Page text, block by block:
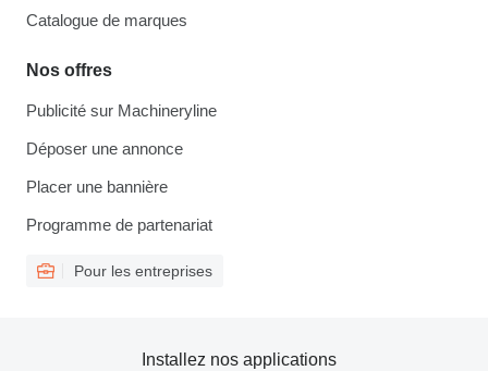
Catalogue de marques
Nos offres
Publicité sur Machineryline
Déposer une annonce
Placer une bannière
Programme de partenariat
Pour les entreprises
Installez nos applications